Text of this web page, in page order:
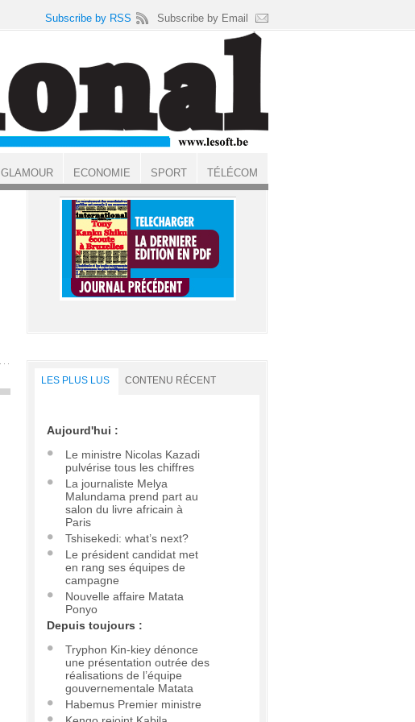
LES PLUS LUS CONTENU RÉCENT
Aujourd'hui :
Le ministre Nicolas Kazadi
pulvérise tous les chiffres
La journaliste Melya
Malundama prend part au
salon du livre africain à
Paris
Tshisekedi: what’s next?
Le président candidat met
en rang ses équipes de
campagne
Nouvelle affaire Matata
Ponyo
Depuis toujours :
Tryphon Kin-kiey dénonce
une présentation outrée des
réalisations de l’équipe
gouvernementale Matata
Habemus Premier ministre
Subscribe by RSS Subscribe by Email
GLAMOUR ECONOMIE SPORT TÉLÉCOM